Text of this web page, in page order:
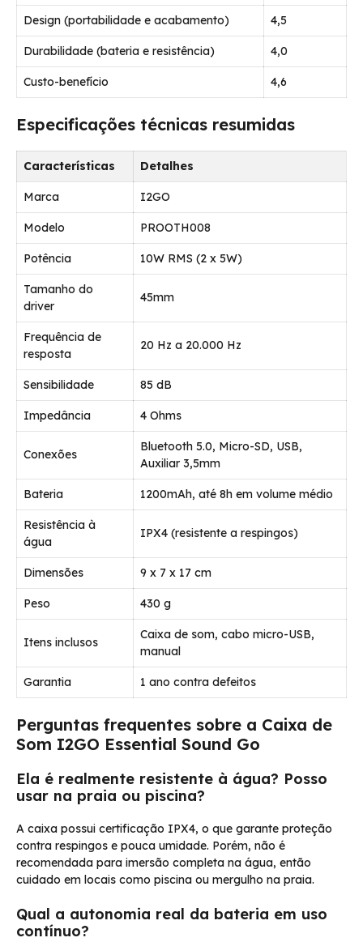
Design (portabilidade e acabamento) 4,5
Durabilidade (bateria e resistência) 4,0
Custo-benefício 4,6
Especificações técnicas resumidas
Características Detalhes
Marca I2GO
Modelo PROOTH008
Potência 10W RMS (2 x 5W)
Tamanho do
driver
45mm
Frequência de
resposta
20 Hz a 20.000 Hz
Sensibilidade 85 dB
Impedância 4 Ohms
Conexões
Bluetooth 5.0, Micro-SD, USB,
Auxiliar 3,5mm
Bateria 1200mAh, até 8h em volume médio
Resistência à
água
IPX4 (resistente a respingos)
Dimensões 9 x 7 x 17 cm
Peso 430 g
Itens inclusos
Caixa de som, cabo micro-USB,
manual
Garantia 1 ano contra defeitos
Perguntas frequentes sobre a Caixa de
Som I2GO Essential Sound Go
Ela é realmente resistente à água? Posso
usar na praia ou piscina?
A caixa possui certificação IPX4, o que garante proteção
contra respingos e pouca umidade. Porém, não é
recomendada para imersão completa na água, então
cuidado em locais como piscina ou mergulho na praia.
Qual a autonomia real da bateria em uso
contínuo?